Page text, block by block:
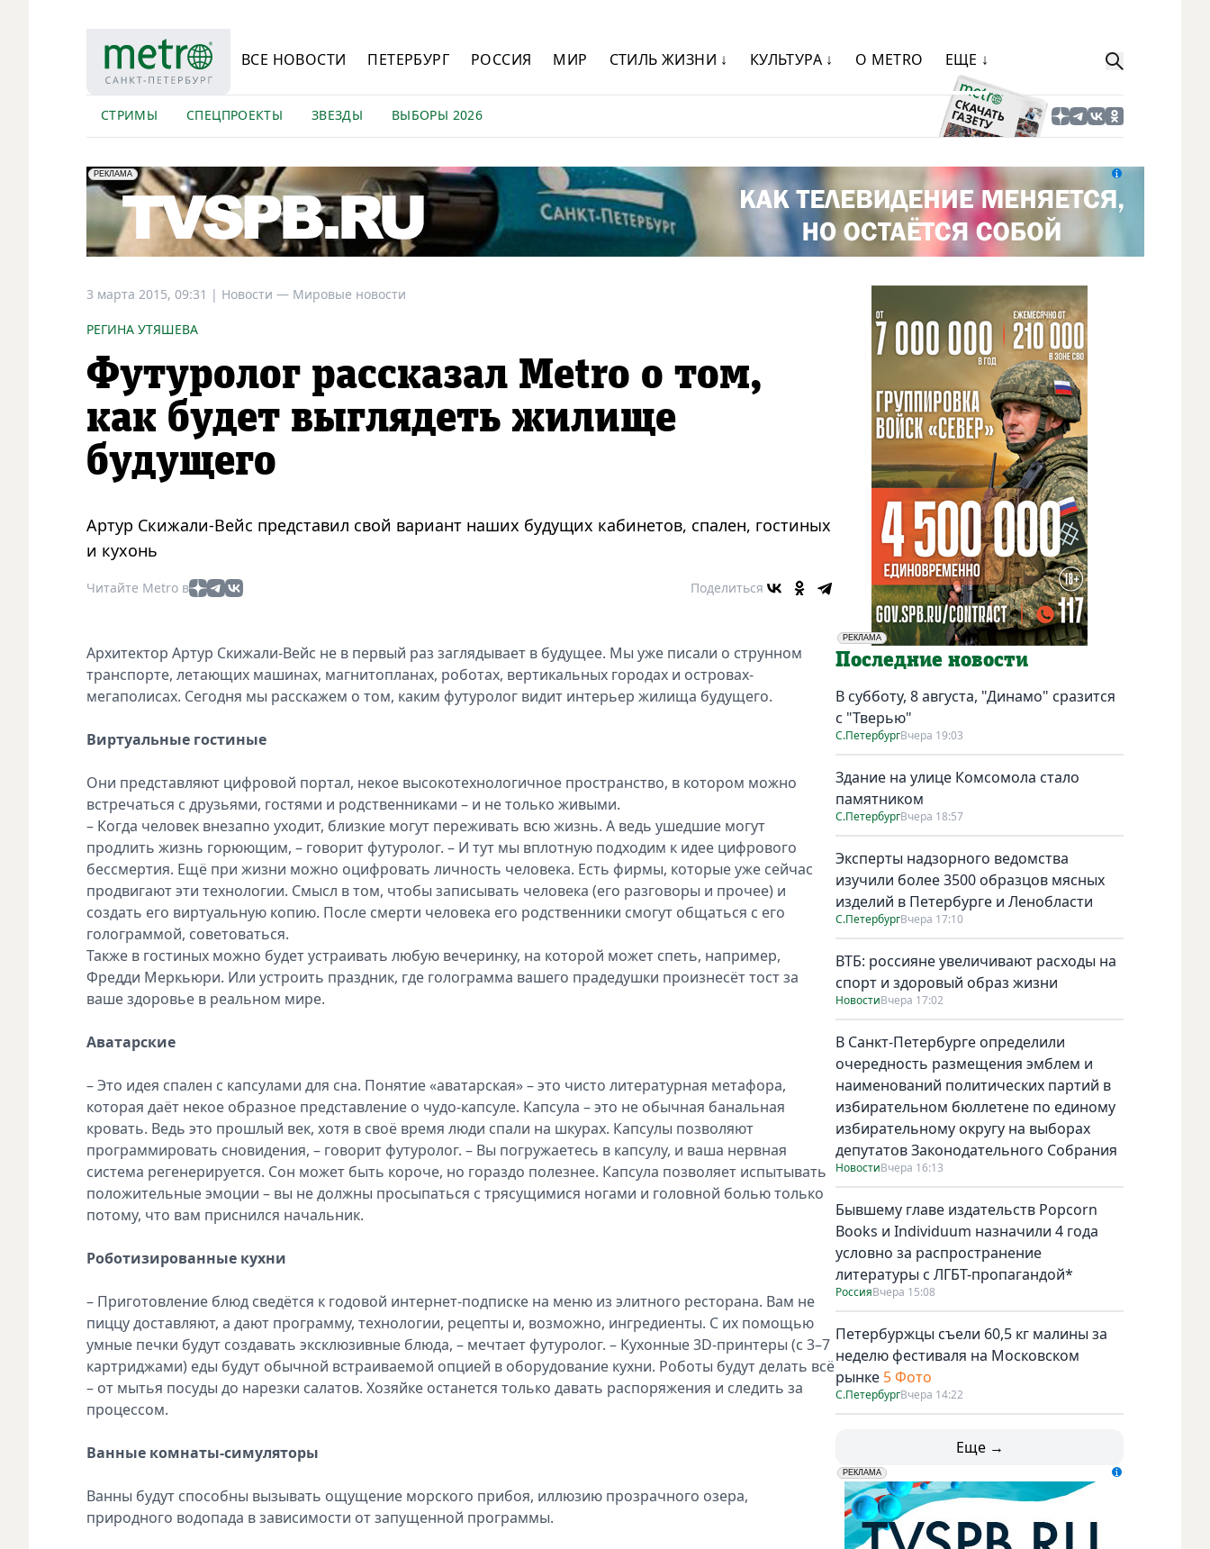
ВСЕ НОВОСТИ ПЕТЕРБУРГ РОССИЯ МИР СТИЛЬ ЖИЗНИ ↓ КУЛЬТУРА ↓ О METRO ЕЩЕ ↓
СТРИМЫ СПЕЦПРОЕКТЫ ЗВЕЗДЫ ВЫБОРЫ 2026
erid: LdtCK5Efv
РЕКЛАМА
АО "ГАТР", ИНН: 7841320717
3 марта 2015, 09:31 | Новости — Мировые новости
РЕГИНА УТЯШЕВА
Футуролог рассказал Metro о том,
как будет выглядеть жилище
будущего
Артур Скижали-Вейс представил свой вариант наших будущих кабинетов, спален, гостиных
и кухонь
Читайте Metro в Поделиться
Архитектор Артур Скижали-Вейс не в первый раз заглядывает в будущее. Мы уже писали о струнном
транспорте, летающих машинах, магнитопланах, роботах, вертикальных городах и островах-
мегаполисах. Сегодня мы расскажем о том, каким футуролог видит интерьер жилища будущего.
Виртуальные гостиные
Они представляют цифровой портал, некое высокотехнологичное пространство, в котором можно
встречаться с друзьями, гостями и родственниками – и не только живыми.
– Когда человек внезапно уходит, близкие могут переживать всю жизнь. А ведь ушедшие могут
продлить жизнь горюющим, – говорит футуролог. – И тут мы вплотную подходим к идее цифрового
бессмертия. Ещё при жизни можно оцифровать личность человека. Есть фирмы, которые уже сейчас
продвигают эти технологии. Смысл в том, чтобы записывать человека (его разговоры и прочее) и
создать его виртуальную копию. После смерти человека его родственники смогут общаться с его
голограммой, советоваться.
Также в гостиных можно будет устраивать любую вечеринку, на которой может спеть, например,
Фредди Меркьюри. Или устроить праздник, где голограмма вашего прадедушки произнесёт тост за
ваше здоровье в реальном мире.
Аватарские
– Это идея спален с капсулами для сна. Понятие «аватарская» – это чисто литературная метафора,
которая даёт некое образное представление о чудо-капсуле. Капсула – это не обычная банальная
кровать. Ведь это прошлый век, хотя в своё время люди спали на шкурах. Капсулы позволяют
программировать сновидения, – говорит футуролог. – Вы погружаетесь в капсулу, и ваша нервная
система регенерируется. Сон может быть короче, но гораздо полезнее. Капсула позволяет испытывать
положительные эмоции – вы не должны просыпаться с трясущимися ногами и головной болью только
потому, что вам приснился начальник.
Роботизированные кухни
– Приготовление блюд сведётся к годовой интернет-подписке на меню из элитного ресторана. Вам не
пиццу доставляют, а дают программу, технологии, рецепты и, возможно, ингредиенты. С их помощью
умные печки будут создавать эксклюзивные блюда, – мечтает футуролог. – Кухонные 3D-принтеры (с 3–7
картриджами) еды будут обычной встраиваемой опцией в оборудование кухни. Роботы будут делать всё
– от мытья посуды до нарезки салатов. Хозяйке останется только давать распоряжения и следить за
процессом.
Ванные комнаты-симуляторы
Ванны будут способны вызывать ощущение морского прибоя, иллюзию прозрачного озера,
природного водопада в зависимости от запущенной программы.
РЕКЛАМА
Социальная реклама
Последние новости
В субботу, 8 августа, "Динамо" сразится
с "Тверью"
С.ПетербургВчера 19:03
Здание на улице Комсомола стало
памятником
С.ПетербургВчера 18:57
Эксперты надзорного ведомства
изучили более 3500 образцов мясных
изделий в Петербурге и Ленобласти
С.ПетербургВчера 17:10
ВТБ: россияне увеличивают расходы на
спорт и здоровый образ жизни
НовостиВчера 17:02
В Санкт-Петербурге определили
очередность размещения эмблем и
наименований политических партий в
избирательном бюллетене по единому
избирательному округу на выборах
депутатов Законодательного Собрания
НовостиВчера 16:13
Бывшему главе издательств Popcorn
Books и Individuum назначили 4 года
условно за распространение
литературы с ЛГБТ-пропагандой*
РоссияВчера 15:08
Петербуржцы съели 60,5 кг малины за
неделю фестиваля на Московском
рынке 5 Фото
С.ПетербургВчера 14:22
Еще →
erid: LdtCK5udn
РЕКЛАМА
АО "ГАТР", ИНН: 7841320717